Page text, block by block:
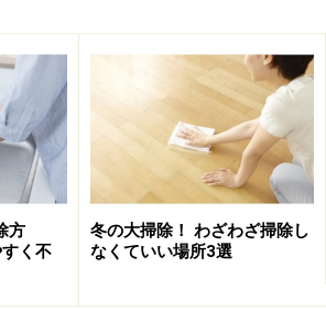
化学薬品くさいネーミングは。怖く
ソーダ」は使い勝手最高、めちゃく
ガイドは愛用してもう5年以上にな
イド提唱のゆるゆる「ロハそうじ」
刀的存在なんですよ。ずばり 使って
」にまつわるうんちくから使い勝手
方
く不
冬の大掃除！ わざわざ掃除し
なくていい場所3選